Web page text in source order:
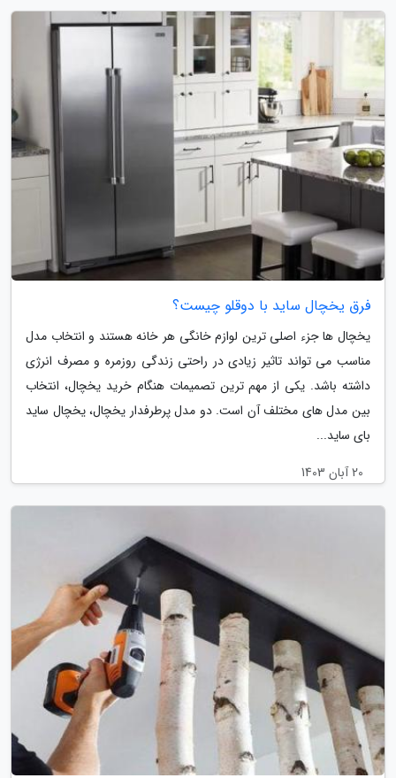
فرق یخچال ساید با دوقلو چیست؟
یخچال ها جزء اصلی ترین لوازم خانگی هر خانه هستند و انتخاب مدل
مناسب می تواند تاثیر زیادی در راحتی زندگی روزمره و مصرف انرژی
داشته باشد. یکی از مهم ترین تصمیمات هنگام خرید یخچال، انتخاب
بین مدل های مختلف آن است. دو مدل پرطرفدار یخچال، یخچال ساید
بای ساید...
20 آبان 1403